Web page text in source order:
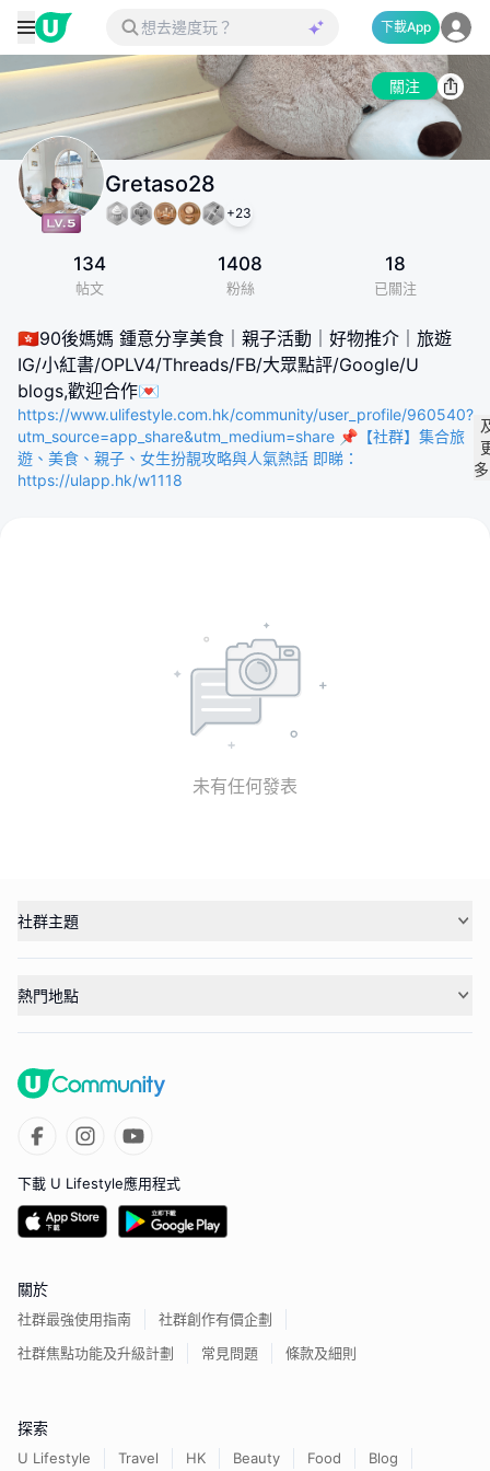
下載App
關注
Gretaso28
+23
134
帖文
1408
粉絲
18
已關注
🇭🇰90後媽媽 鍾意分享美食｜親子活動｜好物推介｜旅遊
IG/小紅書/OPLV4/Threads/FB/大眾點評/Google/U
blogs,歡迎合作💌
https://www.ulifestyle.com.hk/community/user_profile/960540?
utm_source=app_share&utm_medium=share 📌【社群】集合旅
遊、美食、親子、女生扮靚攻略與人氣熱話 即睇：
https://ulapp.hk/w1118
未有任何發表
社群主題
熱門地點
下載 U Lifestyle應用程式
關於
社群最強使用指南
社群創作有價企劃
社群焦點功能及升級計劃
常見問題 條款及細則
探索
U Lifestyle Travel HK Beauty Food Blog